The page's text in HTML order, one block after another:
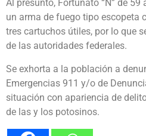
Al presunto, Fortunato “N” de 59
un arma de fuego tipo escopeta
tres cartuchos útiles, por lo que
de las autoridades federales.
Se exhorta a la población a
Emergencias 911 y/o de
situación con apariencia de
de las y los potosinos.